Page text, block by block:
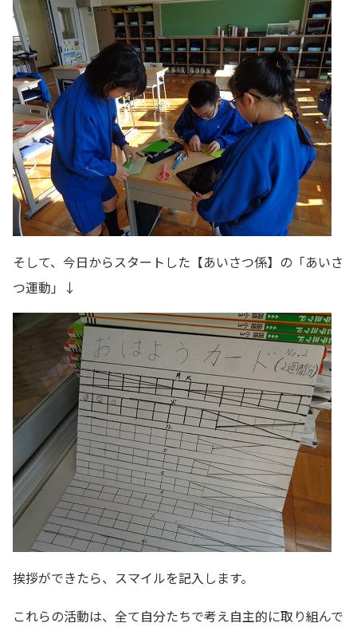
そして、今日からスタートした【あいさつ係】の「あいさ
つ運動」↓
挨拶ができたら、スマイルを記入します。
これらの活動は、全て自分たちで考え自主的に取り組んで